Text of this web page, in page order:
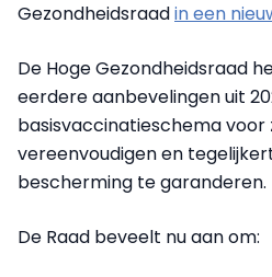
Gezondheidsraadin een
De Hoge Gezondheidsraad
eerdere aanbevelingen uit
basisvaccinatieschema voor
vereenvoudigen en
bescherming te garanderen.
De Raad beveelt nu aan om: